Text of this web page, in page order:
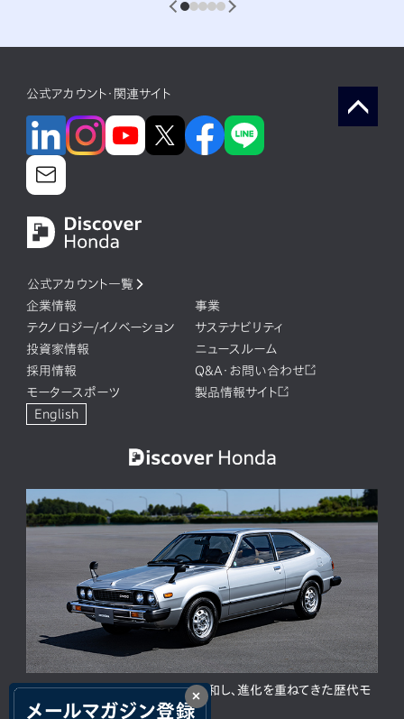
×
1 2 3 4 5
公式アカウント・関連サイト
公式アカウント一覧
企業情報
事業
テクノロジー/イノベーション
サステナビリティ
投資家情報
ニュースルーム
採用情報
Q&A・お問い合わせ
モータースポーツ
製品情報サイト
English
ACCORD 50周年。人と時代に調和し、進化を重ねてきた歴代モ
デルの歩み